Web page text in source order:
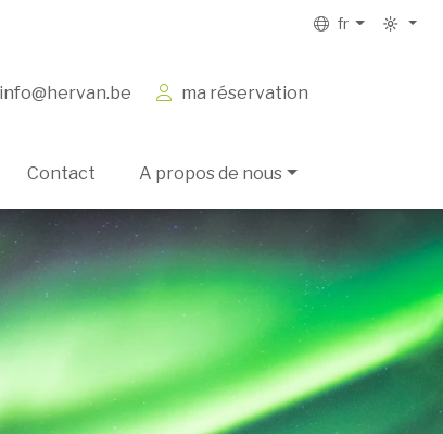
fr
info@hervan.be ma réservation
Contact A propos de nous